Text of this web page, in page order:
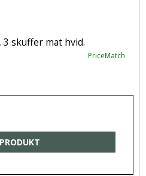
skuffer mat hvid.
PriceMatch